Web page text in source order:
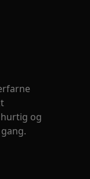
og